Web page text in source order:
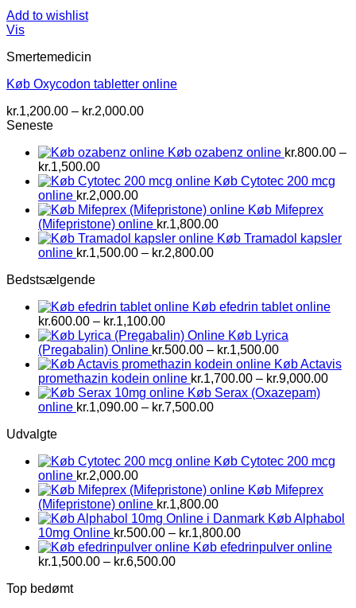
Add to wishlist
Vis
Smertemedicin
Køb Oxycodon tabletter online
kr.1,200.00 – kr.2,000.00Prisinterval:
kr.2,000.00
Seneste
Køb ozabenz online kr.800.00 –
kr.1,500.00Prisinterval:
kr.800.00
til
kr.1,500.00
Køb Cytotec 200 mcg
online kr.2,000.00
Køb Mifeprex
(Mifepristone) online kr.1,800.00
Køb Tramadol kapsler
online kr.1,500.00 – kr.2,800.00Prisinterval:
Bedstsælgende
Køb efedrin tablet online
kr.600.00 – kr.1,100.00Prisinterval:
kr.600.00
til
kr.1,100.00
Køb Lyrica
(Pregabalin) Online kr.500.00 – kr.1,500.00Prisinterval:
kr.500.00
til
kr.1,500.00
Køb Actavis
promethazin kodein online kr.1,700.00 – kr.9,000.00
Køb Serax (Oxazepam)
online kr.1,090.00 – kr.7,500.00Prisinterval:
Udvalgte
Køb Cytotec 200 mcg
online kr.2,000.00
Køb Mifeprex
(Mifepristone) online kr.1,800.00
Køb Alphabol
10mg Online kr.500.00 – kr.1,800.00Prisinterval:
kr.500.00
Køb efedrinpulver online
kr.1,500.00 – kr.6,500.00Prisinterval:
Top bedømt